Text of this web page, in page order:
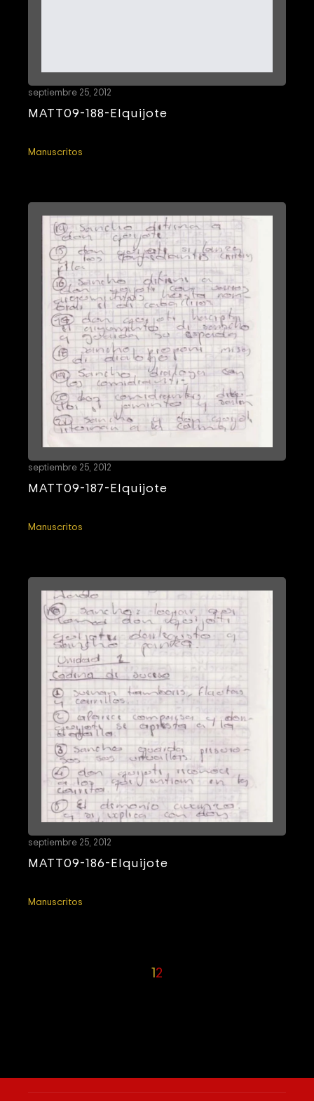
MATT09-188-Elquijote
septiembre 25, 2012
Manuscritos
MATT09-187-Elquijote
septiembre 25, 2012
Manuscritos
MATT09-186-Elquijote
septiembre 25, 2012
Manuscritos
12